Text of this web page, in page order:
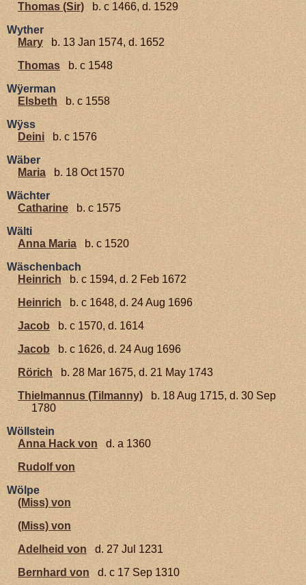
Thomas (Sir)
b. c 1466, d. 1529
Wyther
Mary
b. 13 Jan 1574, d. 1652
Thomas
b. c 1548
Wÿerman
Elsbeth
b. c 1558
Wÿss
Deini
b. c 1576
Wäber
Maria
b. 18 Oct 1570
Wächter
Catharine
b. c 1575
Wälti
Anna Maria
b. c 1520
Wäschenbach
Heinrich
b. c 1594, d. 2 Feb 1672
Heinrich
b. c 1648, d. 24 Aug 1696
Jacob
b. c 1570, d. 1614
Jacob
b. c 1626, d. 24 Aug 1696
Rörich
b. 28 Mar 1675, d. 21 May 1743
Thielmannus (Tilmanny)
b. 18 Aug 1715, d. 30 Sep
1780
Wöllstein
Anna Hack von
d. a 1360
Rudolf von
Wölpe
(Miss) von
(Miss) von
Adelheid von
d. 27 Jul 1231
Bernhard von
d. c 17 Sep 1310